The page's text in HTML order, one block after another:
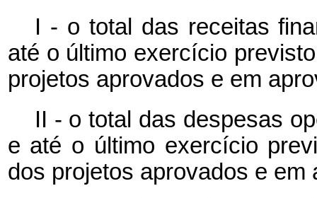
I - o total das receitas
até o último exercício
projetos aprovados e em
II - o total das despesas
e até o último exercício
dos projetos aprovados e